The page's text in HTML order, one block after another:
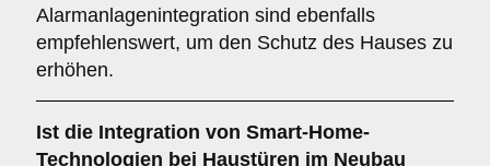
Alarmanlagenintegration sind ebenfalls
empfehlenswert, um den Schutz des Hauses zu
erhöhen.
Ist die Integration von Smart-Home-
Technologien bei Haustüren im Neubau